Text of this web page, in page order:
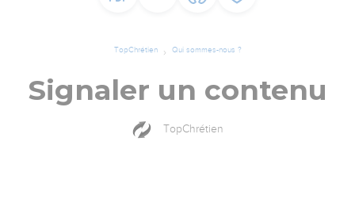
TopChrétien Qui sommes-nous ?
Signaler un contenu
TopChrétien